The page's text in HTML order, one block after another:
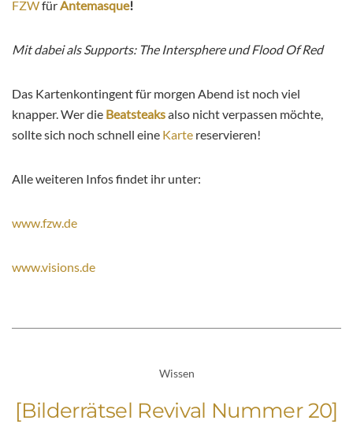
FZWfürAntemasque!
Mit dabei als Supports: The Intersphere und Flood Of Red
Das Kartenkontingent für morgen Abend ist noch viel
knapper. Wer die Beatsteaksalso nicht verpassen möchte,
sollte sich noch schnell eine Karte reservieren!
Alle weiteren Infos findet ihr unter:
www.fzw.de
www.visions.de
Wissen
[Bilderrätsel Revival Nummer 20]